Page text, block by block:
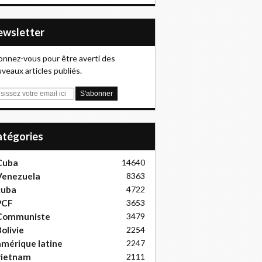
vous pour être averti des
articles publiés.
14640
8363
4722
3653
3479
2254
latine 2247
2111